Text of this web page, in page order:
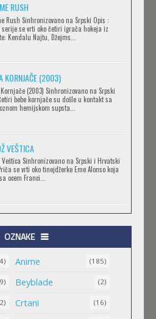
AOYAMA-KUN
|Gledaj »
OF RAGNAROK
Gledaj »
Gledaj »
Gledaj »
Gledaj »
RUSH
Rush Sinhronizovano na Srpski Opis :
se vrti oko četiri igrača hokeja iz
Kendalu Najtu, Džejms...
KORNJAČE (2003)
(2003) Sinhronizovano na Srpski
bebe kornjače su došle u kontakt sa
hemijskom supsta...
VEŠTICA
Sinhronizovano na Srpski i Hrvatski
se vrti oko tinejdžerke Eme Alonso koja
ocem Franci...
OZNAKE
Anime (185)
Beyblade (2)
Crtani (16)